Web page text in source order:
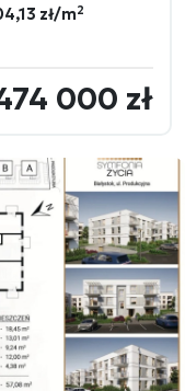
zł/m2
000 zł